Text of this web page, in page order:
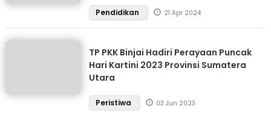
Pendidikan 21 Apr 2024
TP PKK Binjai Hadiri Perayaan Puncak
Hari Kartini 2023 Provinsi Sumatera
Utara
Peristiwa 03 Jun 2023